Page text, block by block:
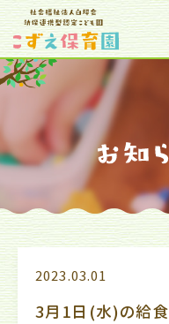
2023.03.01
3月1日(水)の給食